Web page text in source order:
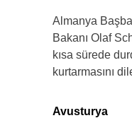
Almanya
Bakanı Olaf
kısa sürede
kurtarmasını
Avusturya